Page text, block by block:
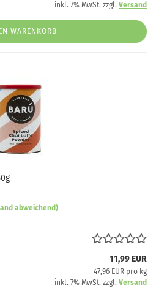
inkl. 7% MwSt. zzgl. Versand
WARENKORB
abweichend)
11,99 EUR
47,96 EUR pro kg
inkl. 7% MwSt. zzgl. Versand